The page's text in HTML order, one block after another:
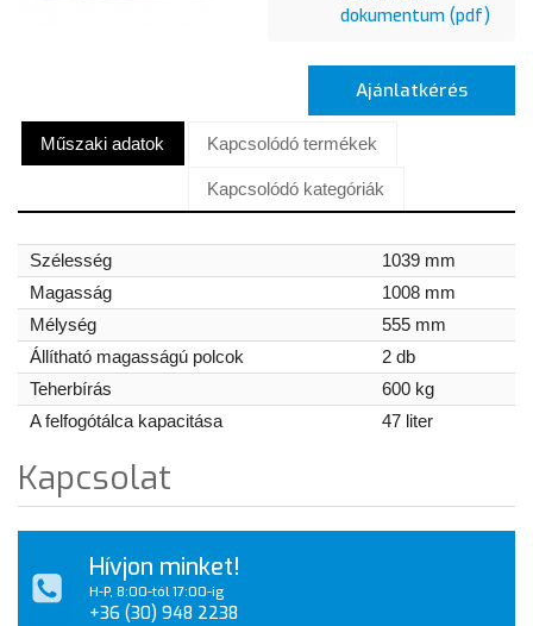
dokumentum (pdf)
Ajánlatkérés
Műszaki adatok Kapcsolódó termékek
Kapcsolódó kategóriák
Szélesség
1039 mm
Magasság
1008 mm
Mélység
555 mm
Állítható magasságú polcok
2 db
Teherbírás
600 kg
A felfogótálca kapacitása
47 liter
Kapcsolat
Hívjon minket!
H-P, 8:00-tól 17:00-ig
+36 (30) 948 2238